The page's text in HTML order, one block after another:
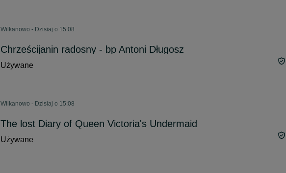
Wilkanowo - Dzisiaj o 15:08
Chrześcijanin radosny - bp Antoni Długosz
Używane
Wilkanowo - Dzisiaj o 15:08
The lost Diary of Queen Victoria's Undermaid
Używane